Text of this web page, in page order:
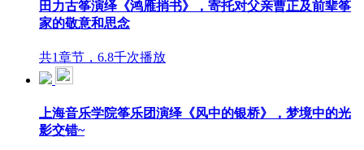
田力古筝演绎《鸿雁捎书》，寄托对父亲曹正及前辈筝
家的敬意和思念
共1章节，6.8千次播放
上海音乐学院筝乐团演绎《风中的银桥》，梦境中的光
影交错~